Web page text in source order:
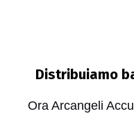
Distribuiamo
Ora Arcangeli